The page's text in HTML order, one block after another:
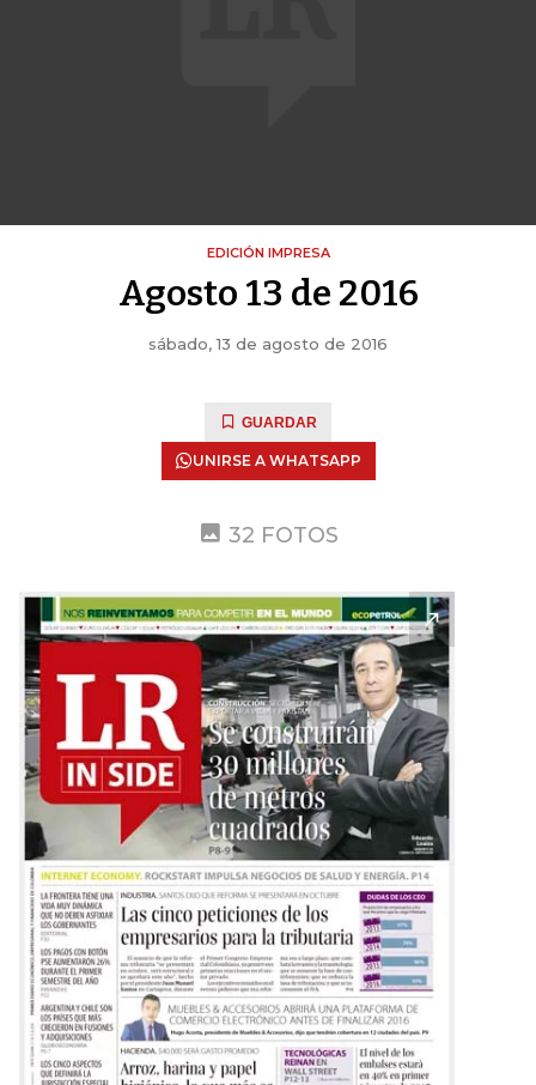
EDICIÓN IMPRESA
Agosto 13 de 2016
sábado, 13 de agosto de 2016
GUARDAR
UNIRSE A WHATSAPP
32 FOTOS